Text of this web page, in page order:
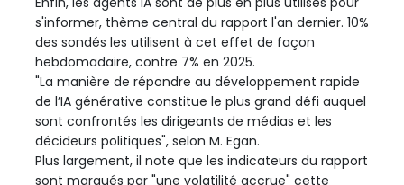
s'informer, thème central du rapport l'an dernier. 10%
des sondés les utilisent à cet effet de façon
hebdomadaire, contre 7% en 2025.
"La manière de répondre au développement rapide
de l’IA générative constitue le plus grand défi auquel
sont confrontés les dirigeants de médias et les
décideurs politiques", selon M. Egan.
Plus largement, il note que les indicateurs du rapport
sont marqués par "une volatilité accrue" cette